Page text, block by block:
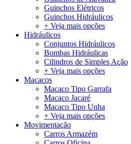
Guinchos Elétricos
Guinchos Hidráulicos
+ Veja mais opções
Hidráulicos
Conjuntos Hidráulicos
Bombas Hidráulicas
Cilindros de Simples Ação
+ Veja mais opções
Macacos
Macaco Tipo Garrafa
Macaco Jacaré
Macaco Tipo Unha
+ Veja mais opções
Movimentação
Carros Armazém